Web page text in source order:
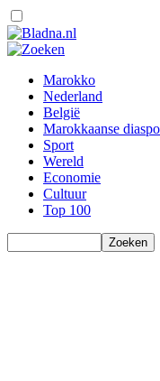
Marokko
Nederland
België
Marokkaanse
Sport
Wereld
Economie
Cultuur
Top 100